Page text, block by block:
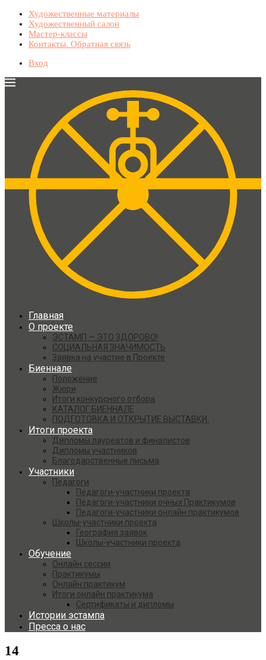
Художественные материалы
Художественный салон
Мастер-классы
Контакты. Обратная связь
Вход
Главная
О проекте
ЭСТАМП — ЭТО ЗДО́РОВО!
СОЦИАЛЬНАЯ ЗНАЧИМОСТЬ
Заявка на участие в Проекте
Биеннале
Положение
Жюри
Итоги конкурсного отбора
КАТАЛОГ БИЕННАЛЕ
ПОДГОТОВКА И ОТКРЫТИЕ ВЫСТАВКИ.
Итоги проекта
Дипломы лауреатов и финалистов
Дипломы участников
Благодарственные письма
Участники
Педагоги
Педагоги-участники проекта
Педагоги-участники очных Практикумов
Педагоги-участники онлайн практикумов
Школы-участники проекта
География заявок
Школы-участники проекта
Обучение
Онлайн сессии
Практикумы
Онлайн практикум
Итоги онлайн практикума
Сертификаты и дипломы
Истории эстампа
Пресса о нас
14